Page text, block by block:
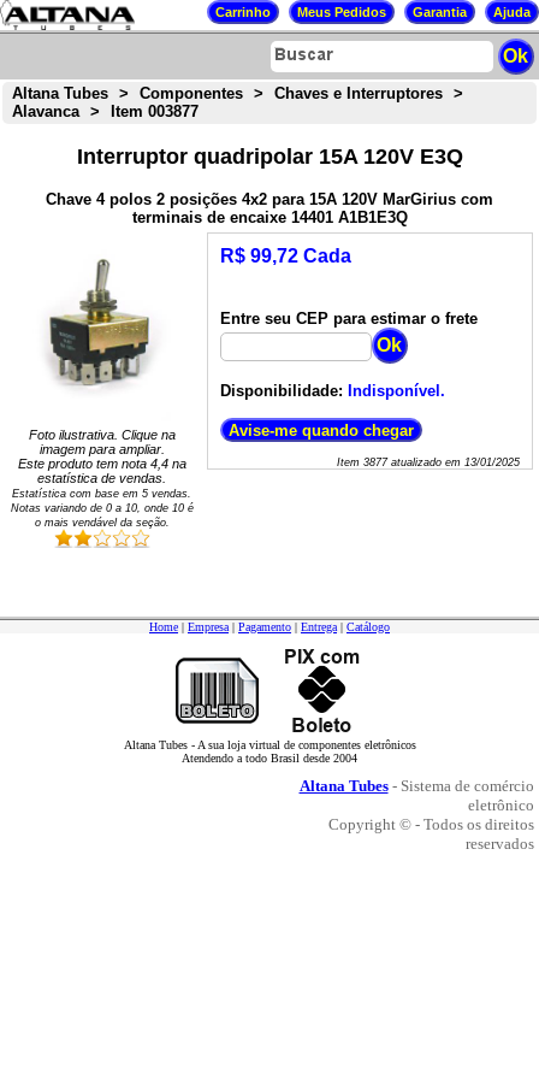
Altana Tubes > Componentes > Chaves e Interruptores
>
Alavanca
> Item 003877
Interruptor quadripolar 15A 120V E3Q
Chave 4 polos 2 posições 4x2 para 15A 120V MarGirius com
terminais de encaixe 14401 A1B1E3Q
Foto ilustrativa. Clique na
imagem para ampliar.
Este produto tem nota 4,4na
estatística de vendas.
Estatística com base em 5 vendas.
Notas variando de 0a 10, onde 10 é
o mais vendável da seção.
R$ 99,72 Cada
Entre seu CEP para estimar o frete
Disponibilidade: Indisponível.
Item 3877atualizado em 13/01/2025
Home | Empresa | Pagamento | Entrega | Catálogo
Altana Tubes - A sua loja virtual de componentes eletrônicos
Atendendo a todo Brasil desde 2004
Altana Tubes- Sistema de comércio
eletrônico
Copyright © - Todos os direitos
reservados